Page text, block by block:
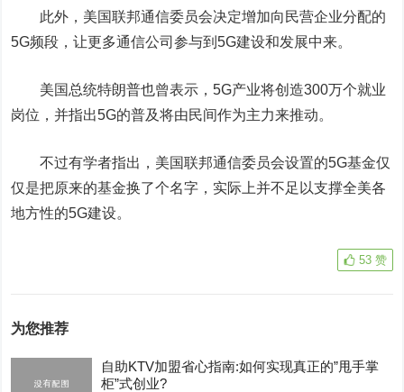
此外，美国联邦通信委员会决定增加向民营企业分配的
5G频段，让更多通信公司参与到5G建设和发展中来。
美国总统特朗普也曾表示，5G产业将创造300万个就业
岗位，并指出5G的普及将由民间作为主力来推动。
不过有学者指出，美国联邦通信委员会设置的5G基金仅
仅是把原来的基金换了个名字，实际上并不足以支撑全美各
地方性的5G建设。
53 赞
为您推荐
自助KTV加盟省心指南:如何实现真正的”甩手掌
柜”式创业?